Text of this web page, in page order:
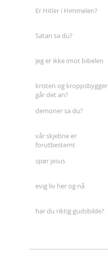
Er Hitler i Himmelen?
Satan sa du?
Jeg er ikke imot bibelen
kristen og
går det an?
demoner sa du?
vår skjebne er
forutbestemt
spør jesus
evig liv her og nå
har du riktig gudsbilde?